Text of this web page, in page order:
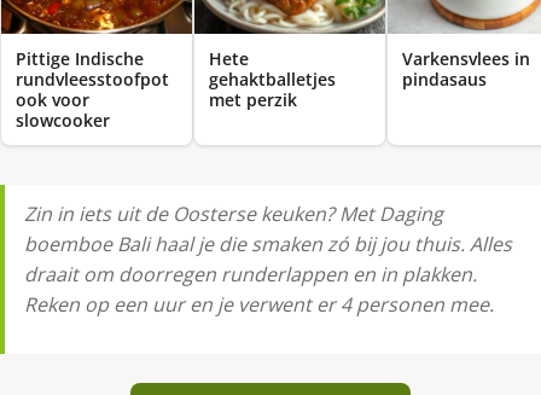
Pittige Indische
rundvleesstoofpot
ook voor
slowcooker
Hete
gehaktballetjes
met perzik
Varkensvlees in
pindasaus
Zin in iets uit de Oosterse keuken? Met Daging
boemboe Bali haal je die smaken zó bij jou thuis. Alles
draait om doorregen runderlappen en in plakken.
Reken op een uur en je verwent er 4 personen mee.